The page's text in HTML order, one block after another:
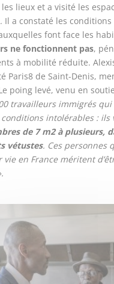
lieux et a visité les
Il a constaté les conditions
font face les
ne fonctionnent pas,
à mobilité réduite.
Paris8 de Saint-Denis,
poing levé, venu en
travailleurs immigrés
intolérables : ils
de 7 m2 à plusieurs,
vétustes. Ces personnes
vie en France méritent